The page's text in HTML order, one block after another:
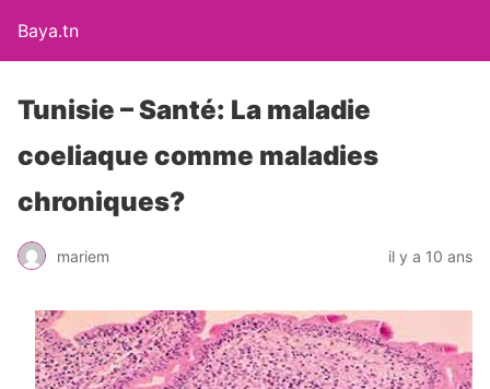
Baya.tn
Tunisie – Santé: La maladie
coeliaque comme maladies
chroniques?
mariem il y a 10 ans